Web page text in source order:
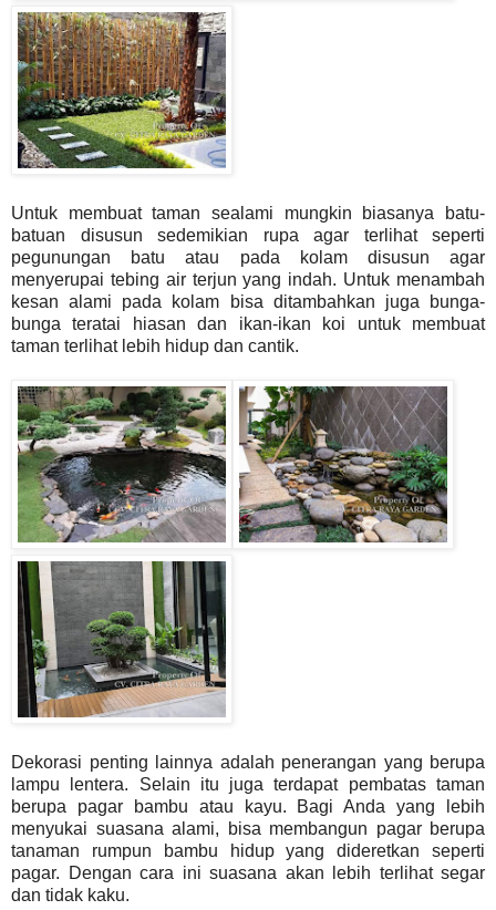
Untuk membuat taman sealami mungkin biasanya batu-
batuan disusun sedemikian rupa agar terlihat seperti
pegunungan batu atau pada kolam disusun agar
menyerupai tebing air terjun yang indah. Untuk menambah
kesan alami pada kolam bisa ditambahkan juga bunga-
bunga teratai hiasan dan ikan-ikan koi untuk membuat
taman terlihat lebih hidup dan cantik.
Dekorasi penting lainnya adalah penerangan yang berupa
lampu lentera. Selain itu juga terdapat pembatas taman
berupa pagar bambu atau kayu. Bagi Anda yang lebih
menyukai suasana alami, bisa membangun pagar berupa
tanaman rumpun bambu hidup yang dideretkan seperti
pagar. Dengan cara ini suasana akan lebih terlihat segar
dan tidak kaku.